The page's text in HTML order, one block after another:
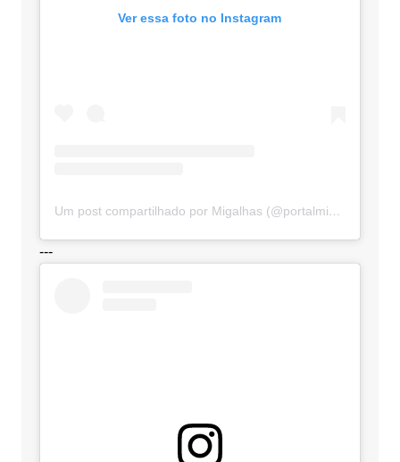
Ver essa foto no Instagram
Um post compartilhado por Migalhas (@portalmigalhas)
---